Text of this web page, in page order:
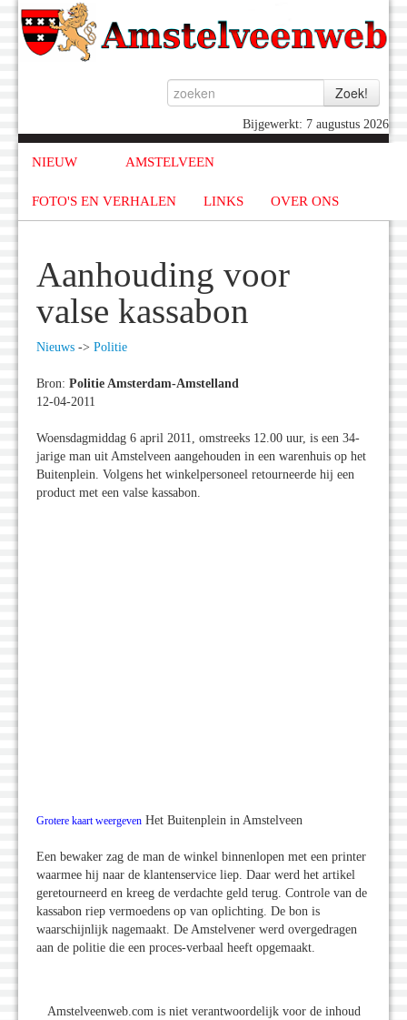
Bijgewerkt: 7 augustus 2026
NIEUW AMSTELVEEN
FOTO'S EN VERHALEN LINKS OVER ONS
Aanhouding voor
valse kassabon
Nieuws -> Politie
Bron: Politie Amsterdam-Amstelland
12-04-2011
Woensdagmiddag 6 april 2011, omstreeks 12.00 uur, is een 34-
jarige man uit Amstelveen aangehouden in een warenhuis op het
Buitenplein. Volgens het winkelpersoneel retourneerde hij een
product met een valse kassabon.
Grotere kaart weergeven Het Buitenplein in Amstelveen
Een bewaker zag de man de winkel binnenlopen met een printer
waarmee hij naar de klantenservice liep. Daar werd het artikel
geretourneerd en kreeg de verdachte geld terug. Controle van de
kassabon riep vermoedens op van oplichting. De bon is
waarschijnlijk nagemaakt. De Amstelvener werd overgedragen
aan de politie die een proces-verbaal heeft opgemaakt.
Amstelveenweb.com is niet verantwoordelijk voor de inhoud